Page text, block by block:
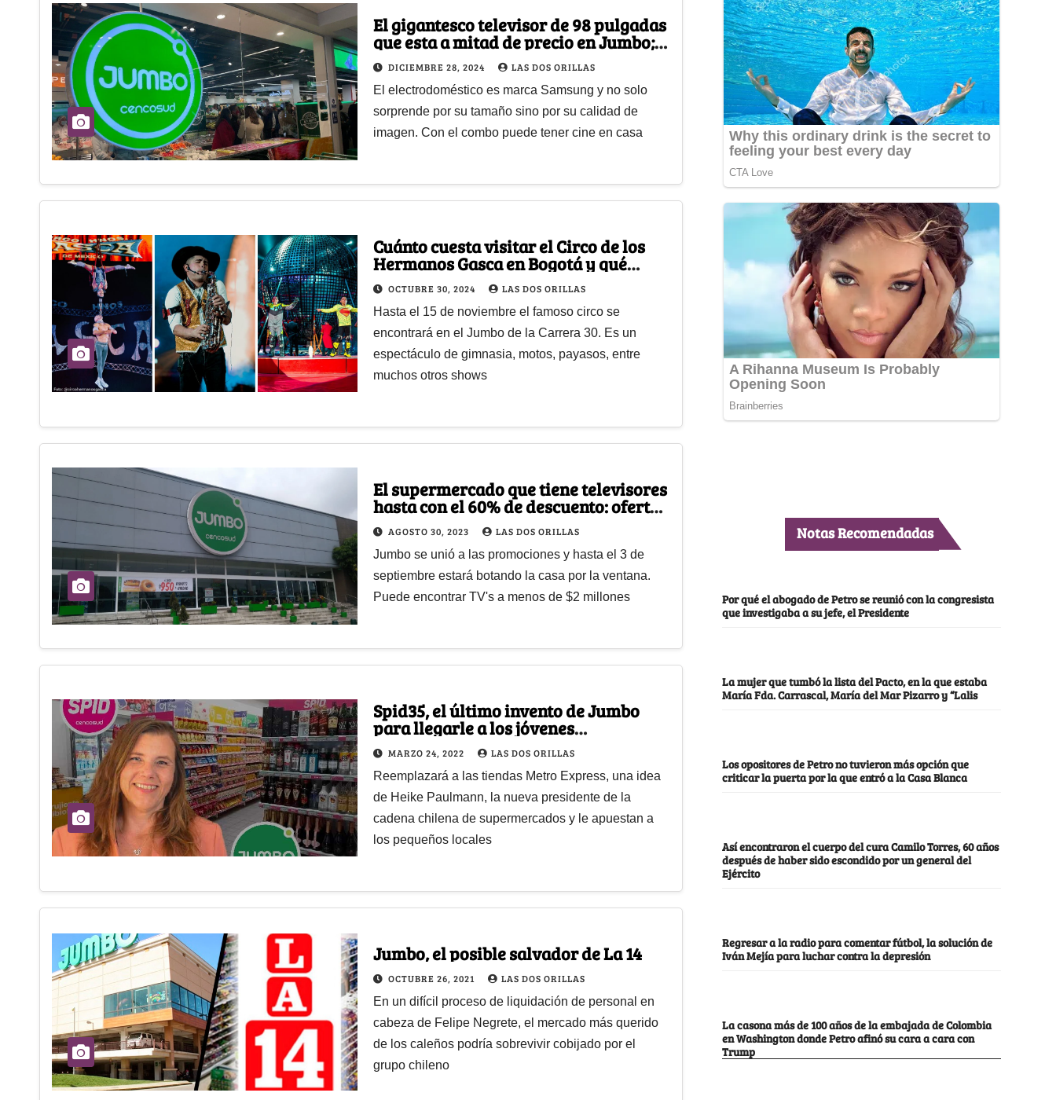
El gigantesco televisor de 98 pulgadas
que esta a mitad de precio en Jumbo;
viene con teatro en casa
DICIEMBRE 28, 2024 LAS DOS ORILLAS
El electrodoméstico es marca Samsung y no solo
sorprende por su tamaño sino por su calidad de
imagen. Con el combo puede tener cine en casa
Cuánto cuesta visitar el Circo de los
Hermanos Gasca en Bogotá y qué
shows puede disfrutar
OCTUBRE 30, 2024 LAS DOS ORILLAS
Hasta el 15 de noviembre el famoso circo se
encontrará en el Jumbo de la Carrera 30. Es un
espectáculo de gimnasia, motos, payasos, entre
muchos otros shows
El supermercado que tiene televisores
hasta con el 60% de descuento: ofertas
solo por internet
AGOSTO 30, 2023 LAS DOS ORILLAS
Jumbo se unió a las promociones y hasta el 3 de
septiembre estará botando la casa por la ventana.
Puede encontrar TV's a menos de $2 millones
Spid35, el último invento de Jumbo
para llegarle a los jóvenes
compradores
MARZO 24, 2022 LAS DOS ORILLAS
Reemplazará a las tiendas Metro Express, una idea
de Heike Paulmann, la nueva presidente de la
cadena chilena de supermercados y le apuestan a
los pequeños locales
Jumbo, el posible salvador de La 14
OCTUBRE 26, 2021 LAS DOS ORILLAS
En un difícil proceso de liquidación de personal en
cabeza de Felipe Negrete, el mercado más querido
de los caleños podría sobrevivir cobijado por el
grupo chileno
Notas Recomendadas
Por qué el abogado de Petro se reunió con la congresista
que investigaba a su jefe, el Presidente
La mujer que tumbó la lista del Pacto, en la que estaba
María Fda. Carrascal, María del Mar Pizarro y “Lalis
Los opositores de Petro no tuvieron más opción que
criticar la puerta por la que entró a la Casa Blanca
Así encontraron el cuerpo del cura Camilo Torres, 60 años
después de haber sido escondido por un general del
Ejército
Regresar a la radio para comentar fútbol, la solución de
Iván Mejía para luchar contra la depresión
La casona más de 100 años de la embajada de Colombia
en Washington donde Petro afinó su cara a cara con
Trump